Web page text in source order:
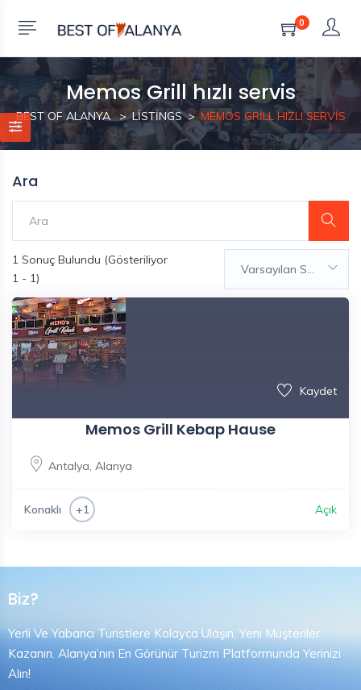
0
Memos Grill hızlı servis
BEST OF ALANYA LISTINGS MEMOS GRILL HIZLI SERVIS
Ara
1 Sonuç Bulundu (Gösteriliyor
1 - 1)
Varsayılan Sıralama
Kaydet
Memos Grill Kebap Hause
Antalya, Alanya
Konaklı +1 Açık
Biz?
Yerli Ve Yabancı Turistlere Kolayca Ulaşın, Yeni Müşteriler
Kazanın. Alanya’nın En Görünür Turizm Platformunda Yerinizi
Alın!